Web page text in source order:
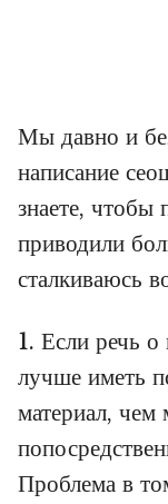
Мы давно и
написание
знаете, чтобы
приводили
сталкиваюсь
1. Если речь о
лучше иметь
материал,
Проблема в